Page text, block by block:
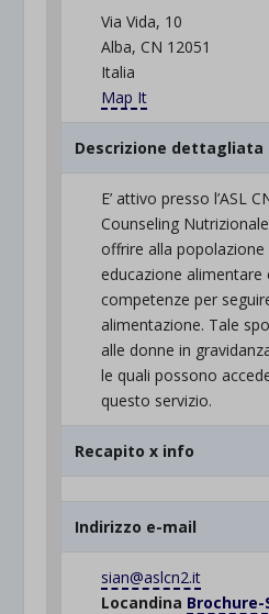
Via Vida, 10
Alba, CN 12051
Italia
Map It
Descrizione dettagliata
E’ attivo presso l’ASL
Counseling
offrire alla popolazione
educazione alimentare
competenze per
alimentazione. Tale
alle donne in
le quali possono
questo servizio.
Recapito x info
Indirizzo e-mail
sian@aslcn2.it
Locandina